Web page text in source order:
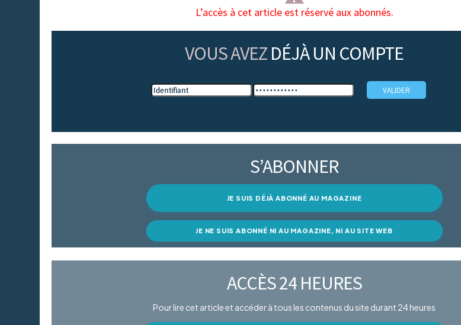
L’accès à cet article est réservé aux abonnés.
VOUS AVEZ DÉJÀ UN COMPTE
S’ABONNER
JE SUIS DÉJÀ ABONNÉ AU MAGAZINE
JE NE SUIS ABONNÉ NI AU MAGAZINE, NI AU SITE WEB
ACCÈS 24 HEURES
Pour lire cet article et accéder à tous les contenus du site durant 24 heures